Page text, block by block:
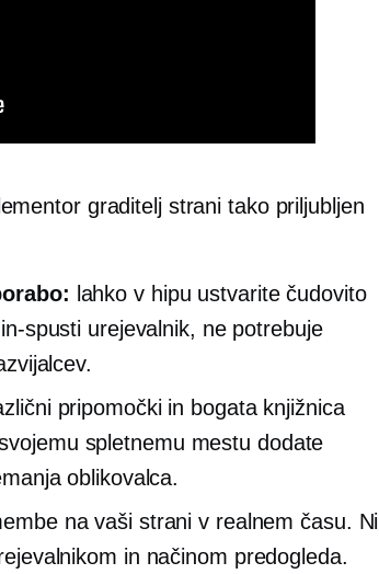
graditelj strani tako priljubljen
lahko v hipu ustvarite čudovito
spusti urejevalnik, ne potrebuje
pripomočki in bogata knjižnica
spletnemu mestu dodate
oblikovalca.
na vaši strani v realnem času. Ni
in načinom predogleda.